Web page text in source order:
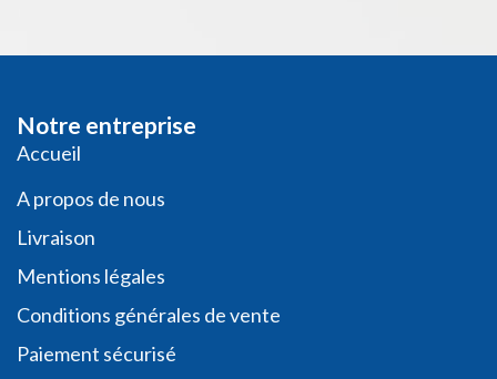
Notre entreprise
​​​Acc​uei​l​
A propos de nous
Livraison
Mentions légales
Conditio​ns général​es de vente
Paiement sécurisé